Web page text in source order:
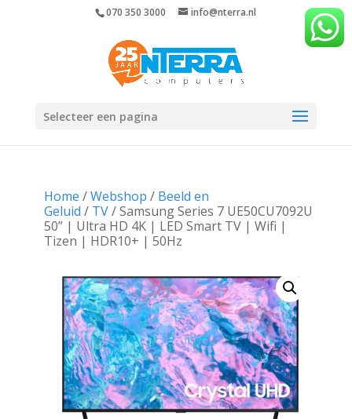
070 350 3000 info@nterra.nl
Selecteer een pagina
Home /Webshop / Beeld en
Geluid / TV/ Samsung Series 7 UE50CU7092U
50” | Ultra HD 4K | LED Smart TV | Wifi |
Tizen | HDR10+ | 50Hz